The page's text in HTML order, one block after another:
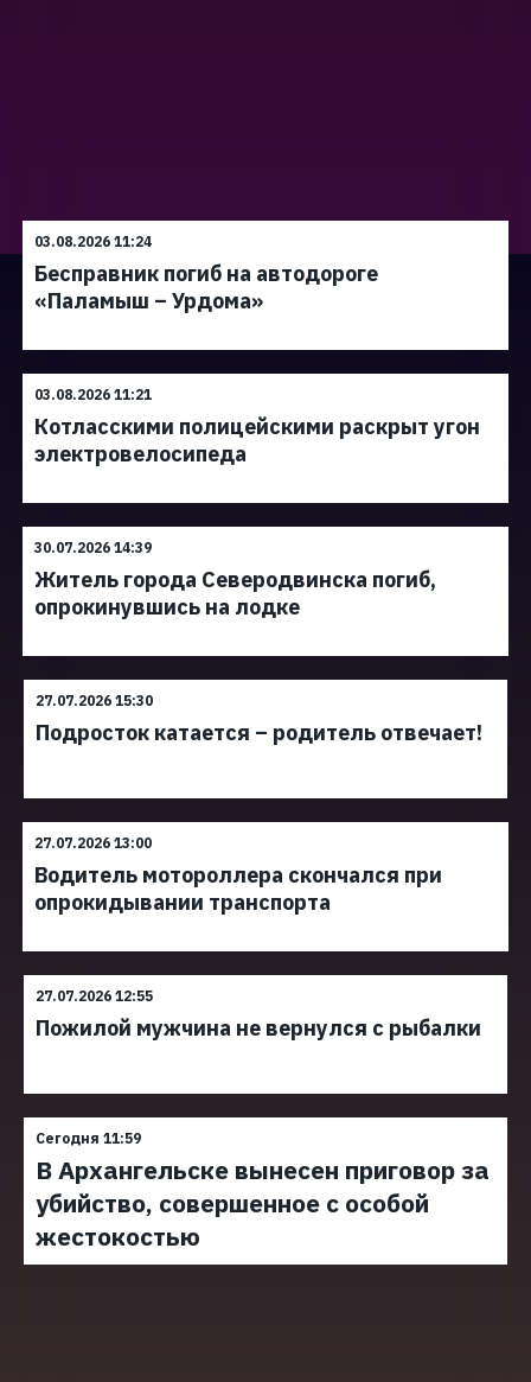
03.08.2026 11:24
Бесправник погиб на автодороге
«Паламыш – Урдома»
03.08.2026 11:21
Котласскими полицейскими раскрыт угон
электровелосипеда
30.07.2026 14:39
Житель города Северодвинска погиб,
опрокинувшись на лодке
27.07.2026 15:30
Подросток катается – родитель отвечает!
27.07.2026 13:00
Водитель мотороллера скончался при
опрокидывании транспорта
27.07.2026 12:55
Пожилой мужчина не вернулся с рыбалки
Сегодня 11:59
В Архангельске вынесен приговор за
убийство, совершенное с особой
жестокостью